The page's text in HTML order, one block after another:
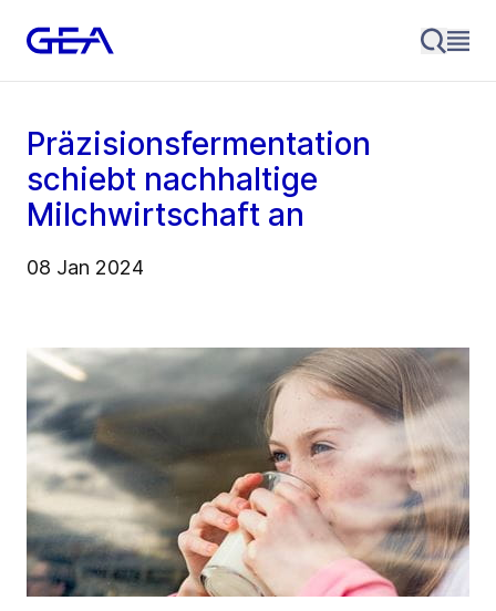
Präzisionsfermentation
schiebt nachhaltige
Milchwirtschaft an
08 Jan 2024